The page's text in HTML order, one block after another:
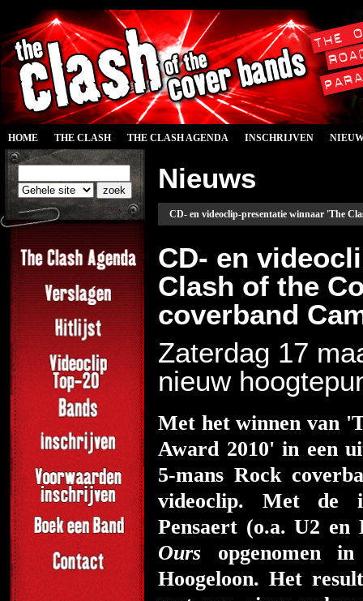
HOME THE CLASH THE CLASH AGENDA INSCHRIJVEN
Nieuws
CD- en videoclip-presentatie winnaar 'The
CD- en
Clash of the
coverband
Zaterdag 17
nieuw
Met het winnen van
Award 2010' in een
5-mans Rock
videoclip. Met de
Pensaert (o.a. U2
Ours opgenomen
Hoogeloon. Het